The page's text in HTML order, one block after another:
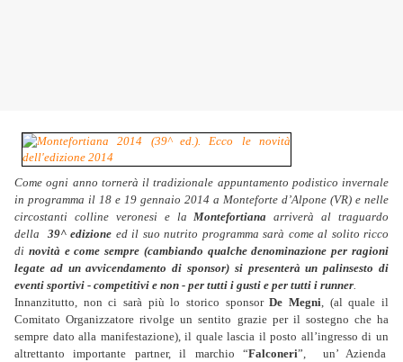
Come ogni anno tornerà il tradizionale appuntamento podistico invernale
in programma il 18 e 19 gennaio 2014 a Monteforte d’Alpone (VR) e nelle
circostanti colline veronesi e laMontefortiana arriverà al traguardo
della 39^ edizione ed il suo nutrito programma sarà come al solito ricco
di novità e come sempre (cambiando qualche denominazione per ragioni
legate ad un avvicendamento di sponsor) si presenterà un palinsesto di
eventi sportivi - competitivi e non - per tutti i gusti e per tutti i runner.
Innanzitutto, non ci sarà più lo storico sponsorDe Megni, (al quale il
Comitato Organizzatore rivolge un sentito grazie per il sostegno che ha
sempre dato alla manifestazione), il quale lascia il posto all’ingresso di un
altrettanto importante partner, il marchio “Falconeri”, un’ Azienda